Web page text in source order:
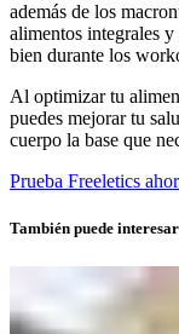
además de los
alimentos integrales
bien durante los
Al optimizar tu
puedes mejorar tu
cuerpo la base que
Prueba Freeletics
También puede